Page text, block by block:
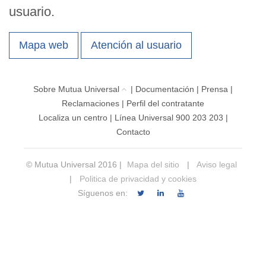
usuario.
Mapa web Atención al usuario
Sobre Mutua Universal | Documentación | Prensa |
Reclamaciones | Perfil del contratante
Localiza un centro| Línea Universal 900 203 203 |
Contacto
© Mutua Universal 2016 | Mapa del sitio |
Aviso legal
|
Politica de privacidad y cookies
Síguenos en: